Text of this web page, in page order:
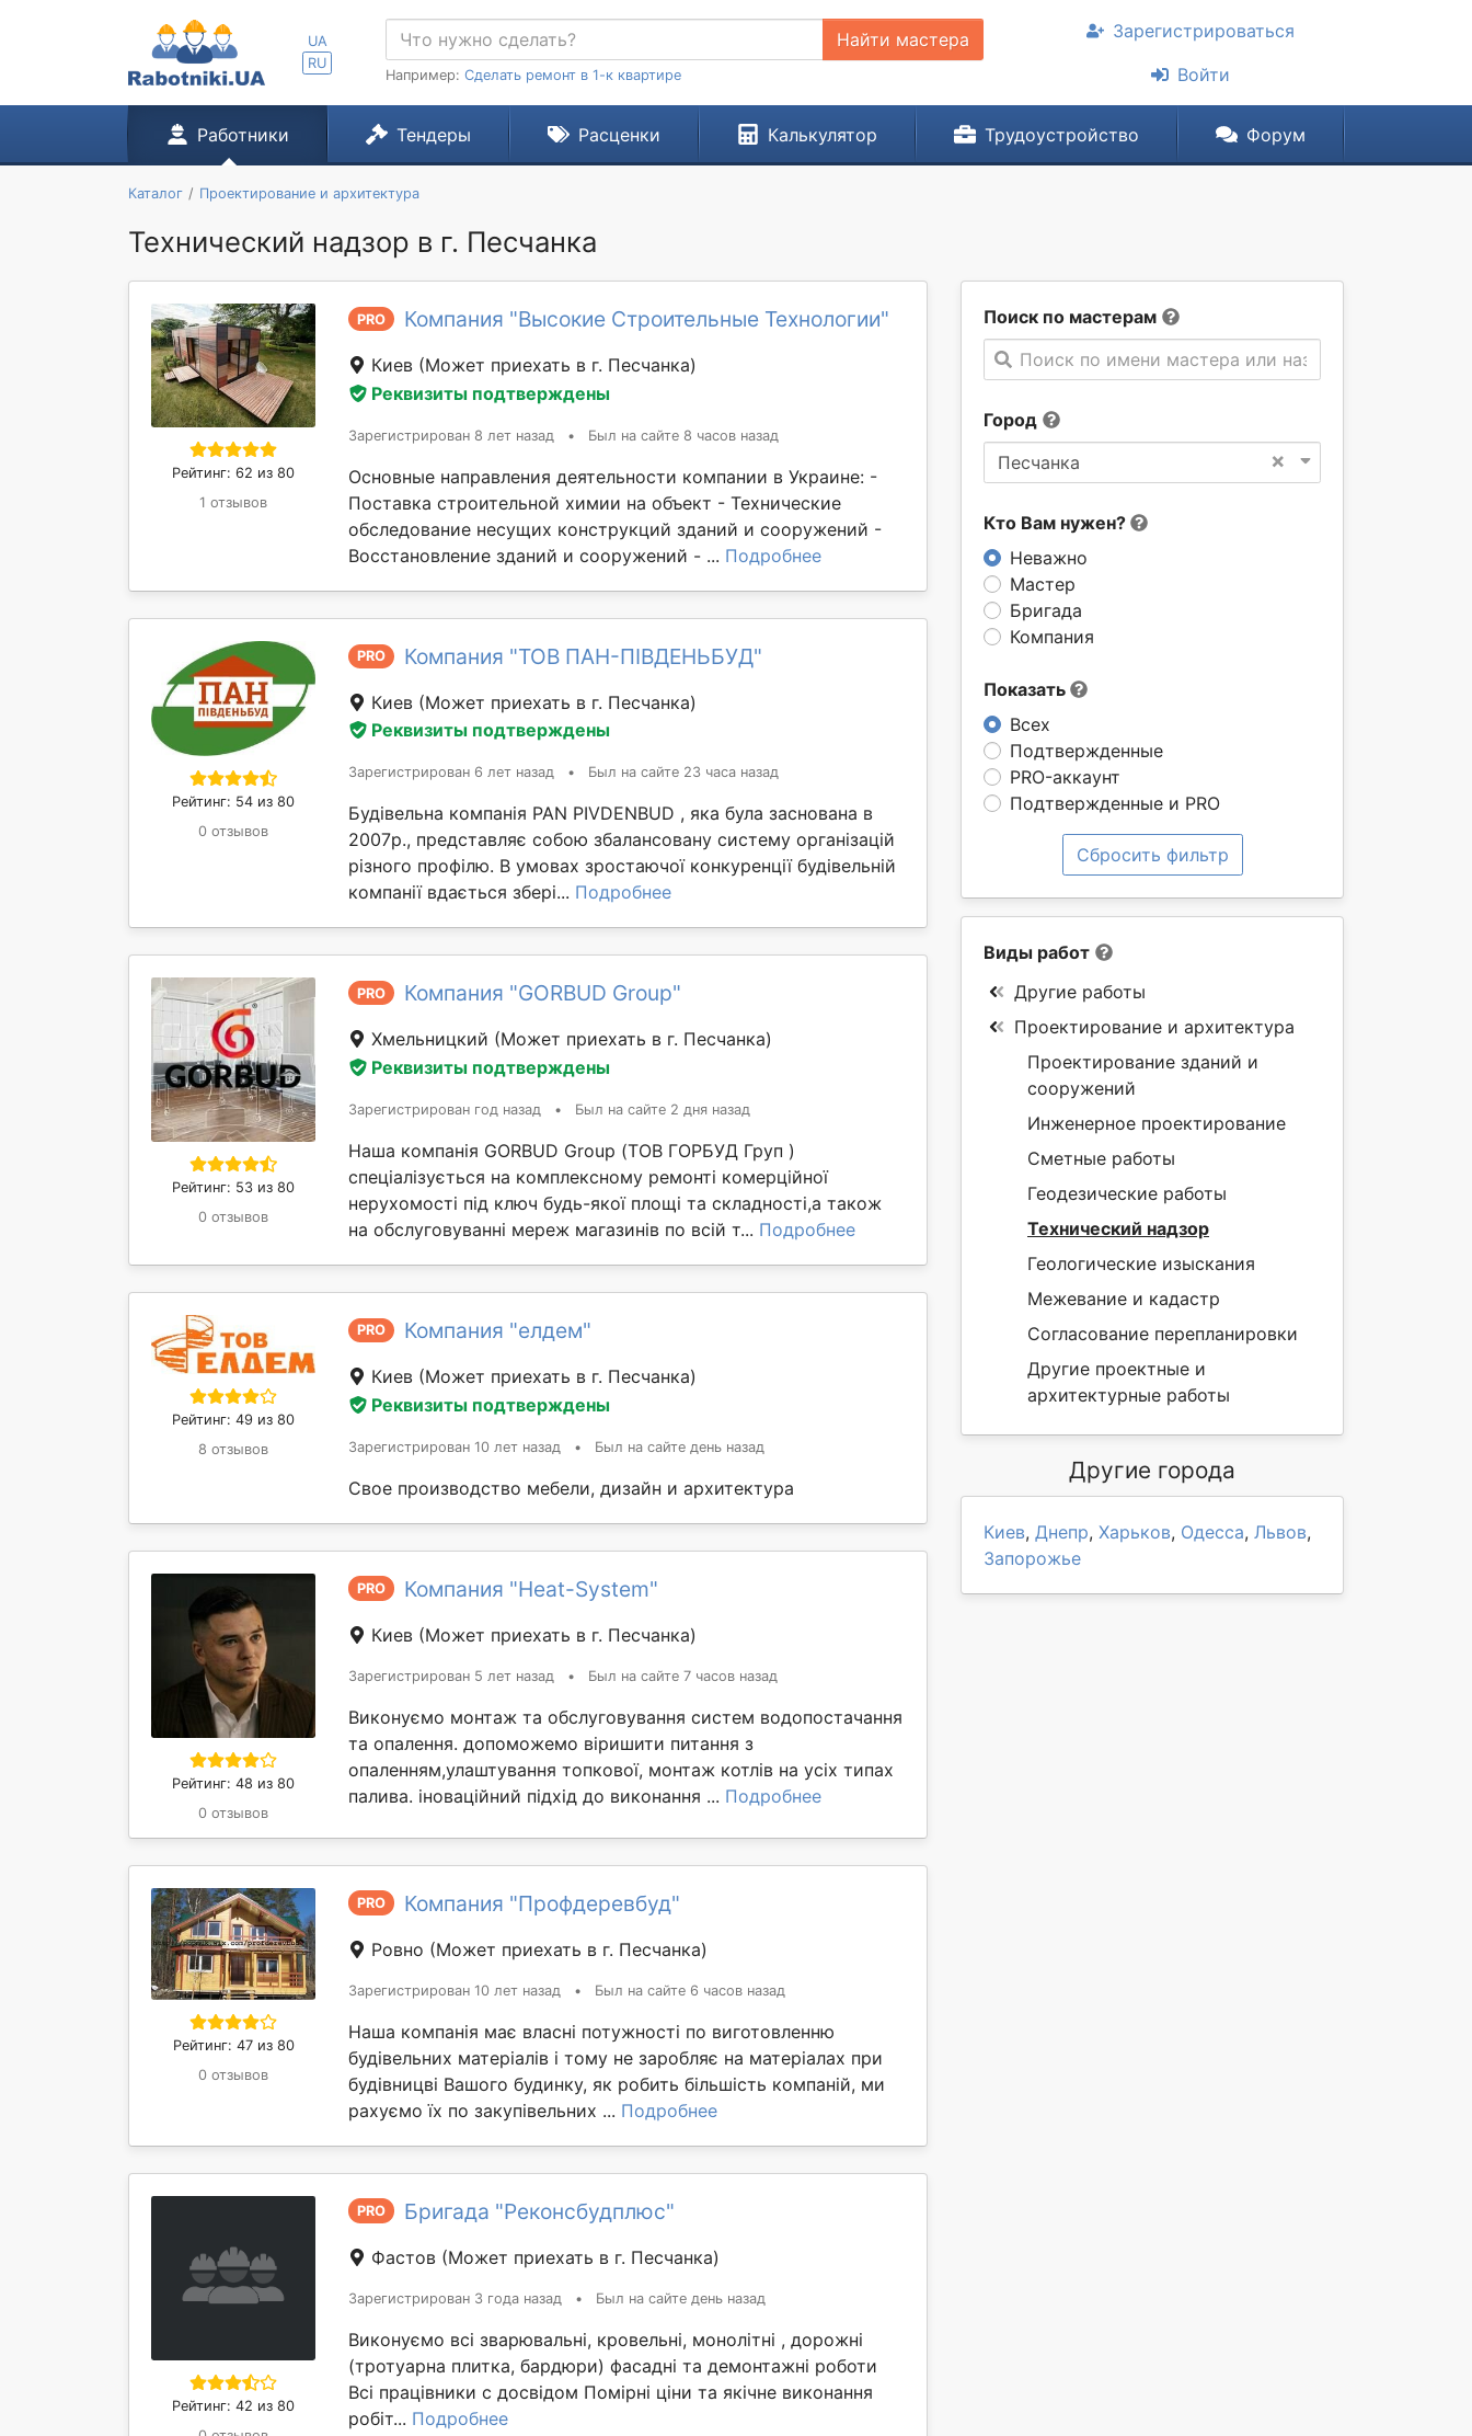
UA
RU
Найти мастера
Например: Сделать ремонт в 1-к квартире
Зарегистрироваться
Войти
Работники Тендеры Расценки Калькулятор Трудоустройство Форум
Каталог Проектирование и архитектура
Технический надзор в г. Песчанка
Поиск по мастерам
Поиск по имени мастера или названии компании
Город
×
Песчанка
Кто Вам нужен?
Неважно
Мастер
Бригада
Компания
Показать
Всех
Подтвержденные
PRO-аккаунт
Подтвержденные и PRO
Сбросить фильтр
Рейтинг: 62 из 80
1 отзывов
PRO Компания "Высокие Строительные Технологии"
Киев (Может приехать в г. Песчанка)
Реквизиты подтверждены
Зарегистрирован 8 лет назад • Был на сайте 8 часов назад
Основные направления деятельности компании в Украине: -
Поставка строительной химии на объект - Технические
обследование несущих конструкций зданий и сооружений -
Восстановление зданий и сооружений - ... Подробнее
Рейтинг: 54 из 80
0 отзывов
PRO Компания "ТОВ ПАН-ПІВДЕНЬБУД"
Киев (Может приехать в г. Песчанка)
Реквизиты подтверждены
Зарегистрирован 6 лет назад • Был на сайте 23 часа назад
Будівельна компанія PAN PIVDENBUD , яка була заснована в
2007р., представляє собою збалансовану систему організацій
різного профілю. В умовах зростаючої конкуренції будівельній
компанії вдається збері... Подробнее
Рейтинг: 53 из 80
0 отзывов
PRO Компания "GORBUD Group"
Хмельницкий (Может приехать в г. Песчанка)
Реквизиты подтверждены
Зарегистрирован год назад • Был на сайте 2 дня назад
Наша компанія GORBUD Group (ТОВ ГОРБУД Груп )
спеціалізується на комплексному ремонті комерційної
нерухомості під ключ будь-якої площі та складності,а також
на обслуговуванні мереж магазинів по всій т... Подробнее
Рейтинг: 49 из 80
8 отзывов
PRO Компания "елдем"
Киев (Может приехать в г. Песчанка)
Реквизиты подтверждены
Зарегистрирован 10 лет назад • Был на сайте день назад
Свое производство мебели, дизайн и архитектура
Рейтинг: 48 из 80
0 отзывов
PRO Компания "Heat-System"
Киев (Может приехать в г. Песчанка)
Зарегистрирован 5 лет назад • Был на сайте 7 часов назад
Виконуємо монтаж та обслуговування систем водопостачання
та опалення. допоможемо віришити питання з
опаленням,улаштування топкової, монтаж котлів на усіх типах
палива. іноваційний підхід до виконання ... Подробнее
Рейтинг: 47 из 80
0 отзывов
PRO Компания "Профдеревбуд"
Ровно (Может приехать в г. Песчанка)
Зарегистрирован 10 лет назад • Был на сайте 6 часов назад
Наша компанія має власні потужності по виготовленню
будівельних матеріалів і тому не заробляє на матеріалах при
будівницві Вашого будинку, як робить більшість компаній, ми
рахуємо їх по закупівельних ... Подробнее
Рейтинг: 42 из 80
PRO Бригада "Реконсбудплюс"
Фастов (Может приехать в г. Песчанка)
Зарегистрирован 3 года назад • Был на сайте день назад
Виконуємо всі зварювальні, кровельні, монолітні , дорожні
(тротуарна плитка, бардюри) фасадні та демонтажні роботи
Всі працівники с досвідом Помірні ціни та якічне виконання
робіт... Подробнее
Виды работ
Другие работы
Проектирование и архитектура
Проектирование зданий и
сооружений
Инженерное проектирование
Сметные работы
Геодезические работы
Технический надзор
Геологические изыскания
Межевание и кадастр
Согласование перепланировки
Другие проектные и
архитектурные работы
Другие города
Киев, Днепр, Харьков, Одесса, Львов,
Запорожье